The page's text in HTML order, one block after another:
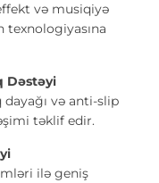
və musiqiyə
texnologiyasına
Dəstəyi
və anti-slip
təklif edir.
ilə geniş